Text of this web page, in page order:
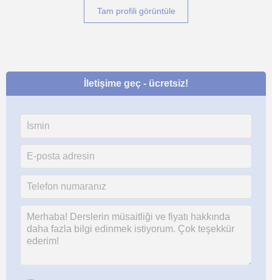
Tam profili görüntüle
İletişime geç - ücretsiz!